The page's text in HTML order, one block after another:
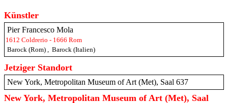
Künstler
Pier Francesco Mola
1612 Coldrerio - 1666 Rom
Barock (Rom) , Barock (Italien)
Jetziger Standort
New York, Metropolitan Museum of Art (Met), Saal 637
New York, Metropolitan Museum of Art (Met), Saal